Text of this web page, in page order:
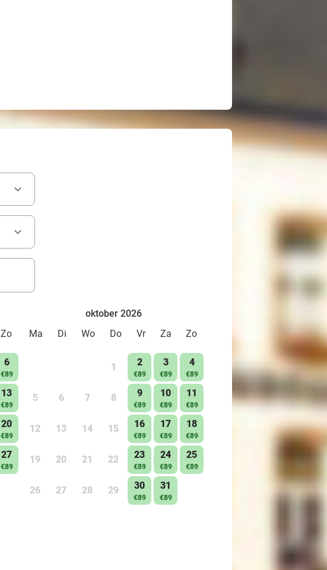
Zo
6
€89
13
€89
20
€89
27
€89
oktober 2026
Ma
Di Wo Do Vr Za Zo
1 2
€89
3
€89
4
€89
5 6 7 8 9
€89
10
€89
11
€89
12 13 14 15 16
€89
17
€89
18
€89
19 20 21 22 23
€89
24
€89
25
€89
26 27 28 29 30
€89
31
€89